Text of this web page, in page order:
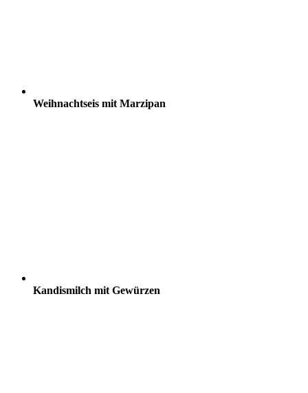
Weihnachtseis mit Marzipan
Kandismilch mit Gewürzen